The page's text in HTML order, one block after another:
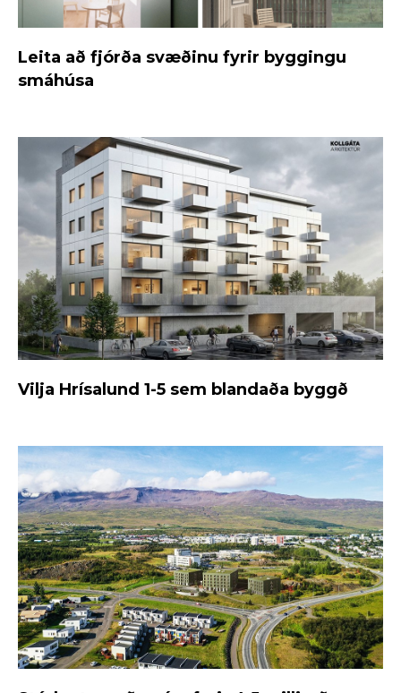
Leita að fjórða svæðinu fyrir byggingu
smáhúsa
Vilja Hrísalund 1-5 sem blandaða byggð